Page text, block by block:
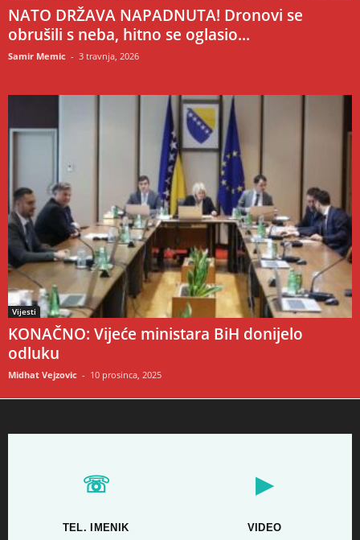
NATO DRŽAVA NAPADNUTA! Dronovi se
obrušili s neba, hitno se oglasio...
Samir Memic - 3 travnja, 2026
Vijesti
KONAČNO: Vijeće ministara BiH donijelo
odluku
Midhat Vejzovic - 10 prosinca, 2025
☏
TEL. IMENIK
▶
VIDEO